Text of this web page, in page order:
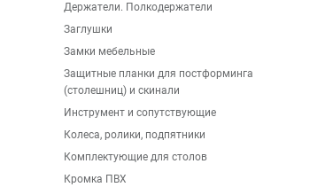
Держатели. Полкодержатели
Заглушки
Замки мебельные
Защитные планки для постформинга
(столешниц) и скинали
Инструмент и сопутствующие
Колеса, ролики, подпятники
Комплектующие для столов
Кромка ПВХ